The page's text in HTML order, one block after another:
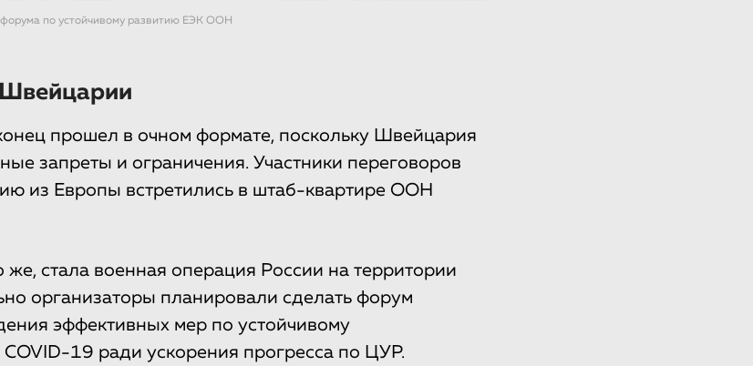
форума по устойчивому развитию ЕЭК ООН
прошел в очном формате, поскольку Швейцария
запреты и ограничения. Участники переговоров
из Европы встретились в штаб-квартире ООН
же, стала военная операция России на территории
организаторы планировали сделать форум
эффективных мер по устойчивому
19 ради ускорения прогресса по ЦУР.